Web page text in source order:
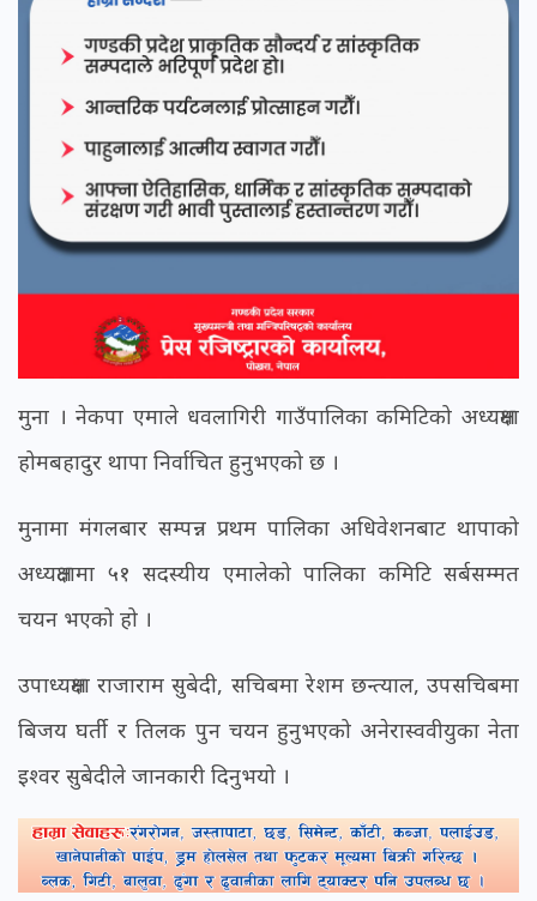
मुना । नेकपा एमाले धवलागिरी गाउँपालिका कमिटिको अध्यक्षमा
होमबहादुर थापा निर्वाचित हुनुभएको छ ।
मुनामा मंगलबार सम्पन्न प्रथम पालिका अधिवेशनबाट थापाको
अध्यक्षतामा ५१ सदस्यीय एमालेको पालिका कमिटि सर्बसम्मत
चयन भएको हो ।
उपाध्यक्षमा राजाराम सुबेदी, सचिबमा रेशम छन्त्याल, उपसचिबमा
बिजय घर्ती र तिलक पुन चयन हुनुभएको अनेरास्ववीयुका नेता
इश्वर सुबेदीले जानकारी दिनुभयो ।